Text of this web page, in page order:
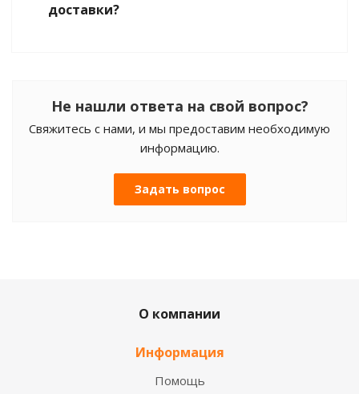
доставки?
Не нашли ответа на свой вопрос?
Свяжитесь с нами, и мы предоставим необходимую
информацию.
Задать вопрос
О компании
Информация
Помощь